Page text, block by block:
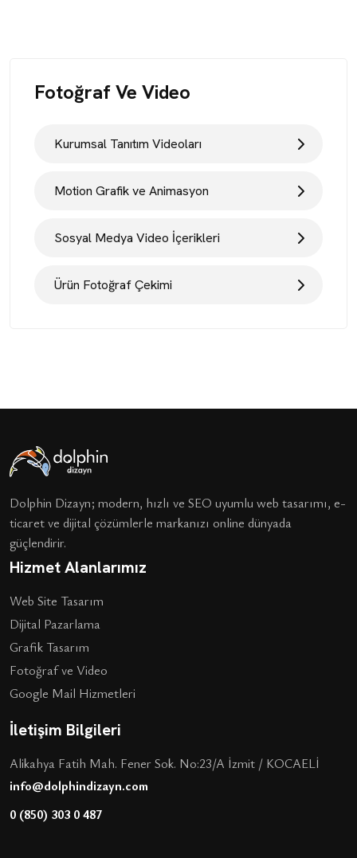
Fotoğraf Ve Video
Kurumsal Tanıtım Videoları
Motion Grafik ve Animasyon
Sosyal Medya Video İçerikleri
Ürün Fotoğraf Çekimi
Dolphin Dizayn; modern, hızlı ve SEO uyumlu web tasarımı, e-
ticaret ve dijital çözümlerle markanızı online dünyada
güçlendirir.
Hizmet Alanlarımız
Web Site Tasarım
Dijital Pazarlama
Grafik Tasarım
Fotoğraf ve Video
Google Mail Hizmetleri
İletişim Bilgileri
Alikahya Fatih Mah. Fener Sok. No:23/A İzmit / KOCAELİ
info@dolphindizayn.com
0 (850) 303 0 487